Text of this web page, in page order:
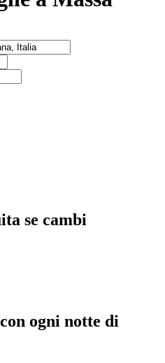
se cambi
ogni notte di